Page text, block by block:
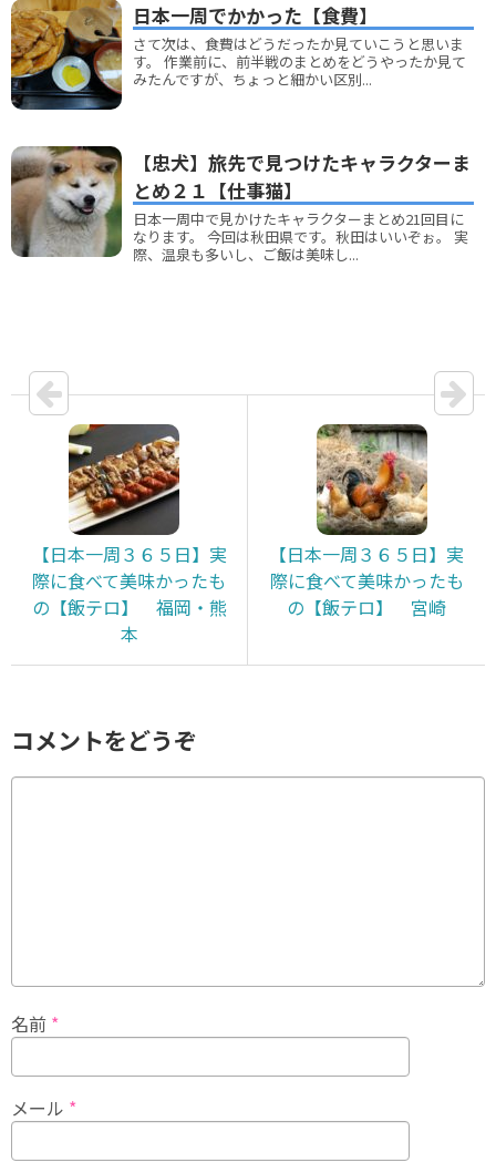
日本一周でかかった【食費】
さて次は、食費はどうだったか見ていこうと思いま
す。 作業前に、前半戦のまとめをどうやったか見て
みたんですが、ちょっと細かい区別...
【忠犬】旅先で見つけたキャラクターま
とめ２１【仕事猫】
日本一周中で見かけたキャラクターまとめ21回目に
なります。 今回は秋田県です。秋田はいいぞぉ。 実
際、温泉も多いし、ご飯は美味し...
【日本一周３６５日】実
際に食べて美味かったも
の【飯テロ】 福岡・熊
本
【日本一周３６５日】実
際に食べて美味かったも
の【飯テロ】 宮崎
コメントをどうぞ
名前 *
メール *